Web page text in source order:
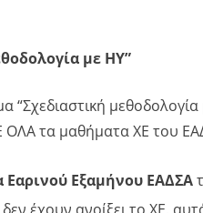
με ΗΥ”
“Σχεδιαστική
ΟΛΑ τα μαθήματα ΧΕ του
Εαρινού Εξαμήνου ΕΑΔΣΑ